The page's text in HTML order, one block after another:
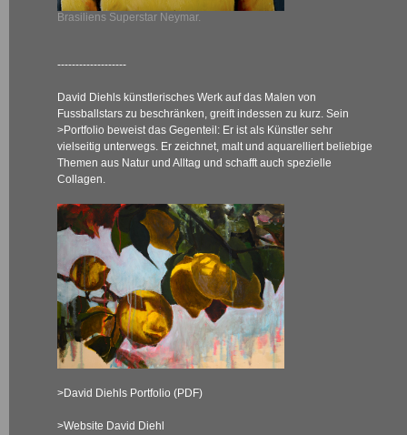
Brasiliens Superstar Neymar.
-------------------
David Diehls künstlerisches Werk auf das Malen von
Fussballstars zu beschränken, greift indessen zu kurz. Sein
>Portfolio beweist das Gegenteil: Er ist als Künstler sehr
vielseitig unterwegs. Er zeichnet, malt und aquarelliert beliebige
Themen aus Natur und Alltag und schafft auch spezielle
Collagen.
>David Diehls Portfolio (PDF)
>Website David Diehl